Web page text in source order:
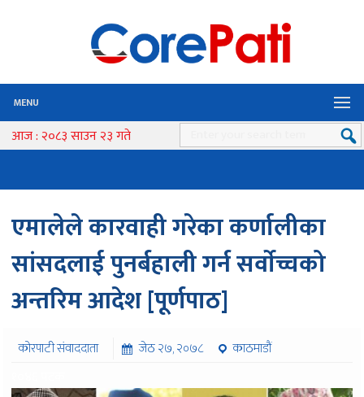
MENU
आज : २०८३ साउन २३ गते
एमालेले कारवाही गरेका कर्णालीका
सांसदलाई पुनर्बहाली गर्न सर्वाेच्चको
अन्तरिम आदेश [पूर्णपाठ]
कोरपाटी संवाददाता जेठ २७, २०७८
काठमाडौं